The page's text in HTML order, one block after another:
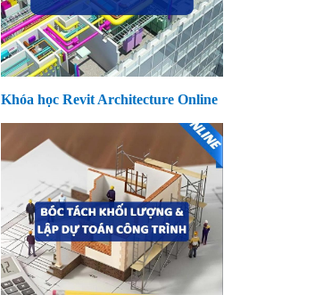
Khóa học Revit Architecture Online